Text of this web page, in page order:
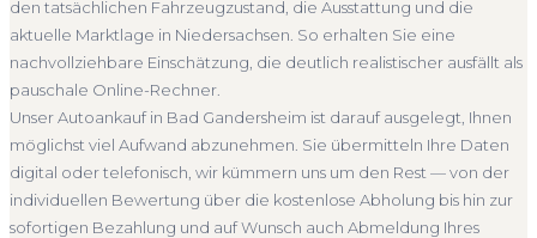
Barzahlung Abmeldung inklusive
zufriedene Kunden sprechen für sich.
Seit 2010 4.800+ Ankäufe
Komplettservice
Niedersachsen
den tatsächlichen Fahrzeugzustand, die Ausstattung und die
aktuelle Marktlage in Niedersachsen. So erhalten Sie eine
nachvollziehbare Einschätzung, die deutlich realistischer ausfällt als
pauschale Online-Rechner.
Unser Autoankauf in Bad Gandersheim ist darauf ausgelegt, Ihnen
möglichst viel Aufwand abzunehmen. Sie übermitteln Ihre Daten
digital oder telefonisch, wir kümmern uns um den Rest — von der
individuellen Bewertung über die kostenlose Abholung bis hin zur
sofortigen Bezahlung und auf Wunsch auch Abmeldung Ihres